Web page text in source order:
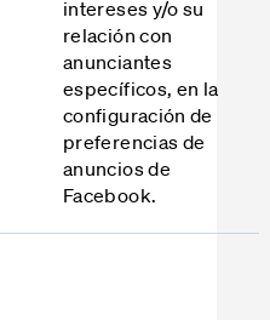
intereses y/o su
relación con
anunciantes
específicos, en la
configuración de
preferencias de
anuncios de
Facebook.